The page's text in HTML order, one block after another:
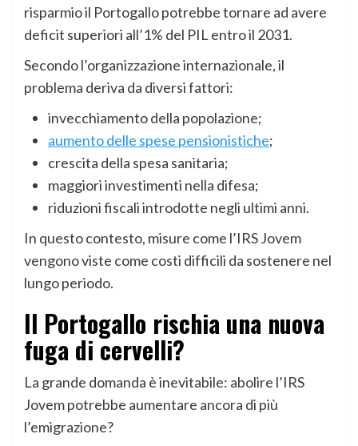
risparmio il Portogallo potrebbe tornare ad avere
deficit superiori all’1% del PIL entro il 2031.
Secondo l’organizzazione internazionale, il
problema deriva da diversi fattori:
invecchiamento della popolazione;
aumento delle spese pensionistiche;
crescita della spesa sanitaria;
maggiori investimenti nella difesa;
riduzioni fiscali introdotte negli ultimi anni.
In questo contesto, misure come l’IRS Jovem
vengono viste come costi difficili da sostenere nel
lungo periodo.
Il Portogallo rischia una nuova
fuga di cervelli?
La grande domanda è inevitabile: abolire l’IRS
Jovem potrebbe aumentare ancora di più
l’emigrazione?